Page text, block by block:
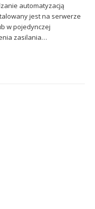
automatyzacją
jest na serwerze
w pojedynczej
zasilania…